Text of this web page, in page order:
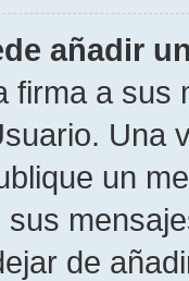
añadir
firma a sus
Una
un
de